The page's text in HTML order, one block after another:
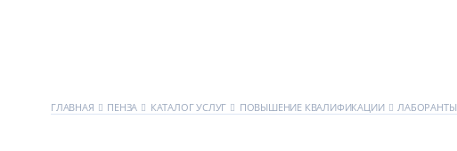
ГЛАВНАЯ ПЕНЗА КАТАЛОГ УСЛУГ ПОВЫШЕНИЕ КВАЛИФИКАЦИИ ЛАБОРАНТЫ